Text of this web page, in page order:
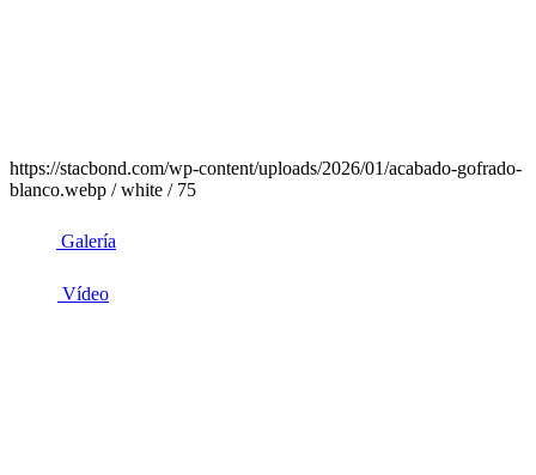
https://stacbond.com/wp-content/uploads/2026/01/acabado-gofrado-
blanco.webp / white / 75
Galería
Vídeo